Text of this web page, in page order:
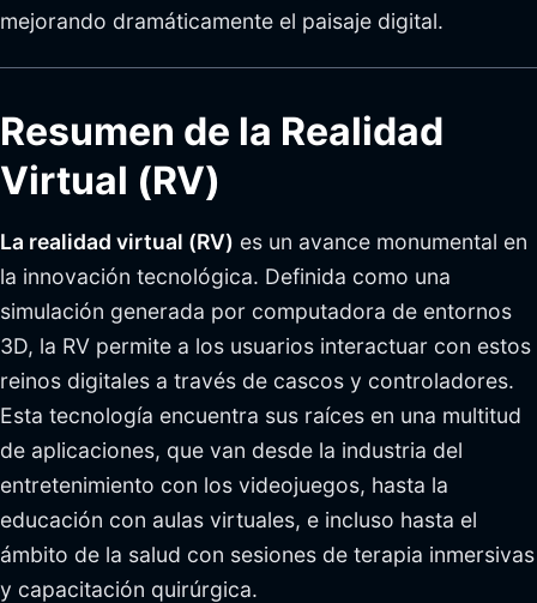
mejorando dramáticamente el paisaje digital.
Resumen de la Realidad
Virtual (RV)
La realidad virtual (RV) es un avance monumental en
la innovación tecnológica. Definida como una
simulación generada por computadora de entornos
3D, la RV permite a los usuarios interactuar con estos
reinos digitales a través de cascos y controladores.
Esta tecnología encuentra sus raíces en una multitud
de aplicaciones, que van desde la industria del
entretenimiento con los videojuegos, hasta la
educación con aulas virtuales, e incluso hasta el
ámbito de la salud con sesiones de terapia inmersivas
y capacitación quirúrgica.